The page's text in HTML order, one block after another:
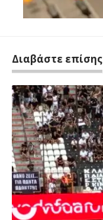
Διαβάστε επίσης